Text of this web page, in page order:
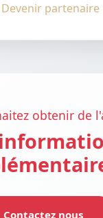
Devenir partenaire
obtenir de
Contactez nous